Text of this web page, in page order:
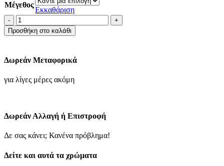
Μέγεθος
Εκκαθάριση
GANT
T-
Shirt
Στάμπα
Κανονική
Κίτρινο
Προσθήκη στο καλάθι
Δωρεάν Μεταφορικά
για λίγες μέρες ακόμη
Δωρεάν Αλλαγή ή Επιστροφή
Δε σας κάνει; Κανένα πρόβλημα!
Δείτε και αυτά τα χρώματα